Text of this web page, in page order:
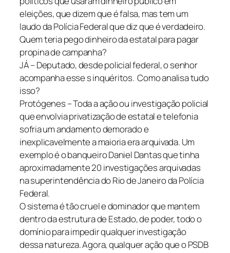
eleições, que dizem que é falsa, mas tem um
laudo da Polícia Federal que diz que é verdadeiro.
Quem teria pego dinheiro da estatal para pagar
propina de campanha?
JÁ – Deputado, desde policial federal, o senhor
acompanha esse s inquéritos. Como analisa tudo
isso?
Protógenes – Toda a ação ou investigação policial
que envolvia privatização de estatal e telefonia
sofria um andamento demorado e
inexplicavelmente a maioria era arquivada. Um
exemplo é o banqueiro Daniel Dantas que tinha
aproximadamente 20 investigações arquivadas
na superintendência do Rio de Janeiro da Polícia
Federal.
O sistema é tão cruel e dominador que mantem
dentro da estrutura de Estado, de poder, todo o
domínio para impedir qualquer investigação
dessa natureza. Agora, qualquer ação que o PSDB